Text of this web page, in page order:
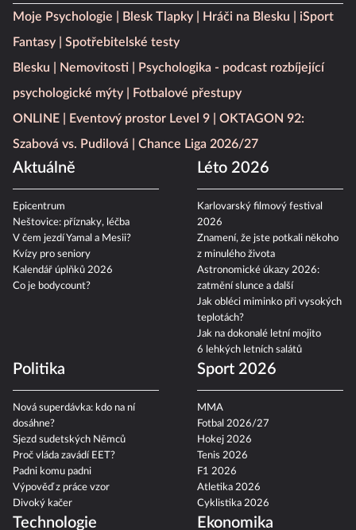
Moje Psychologie Blesk Tlapky Hráči na Blesku
iSport
Fantasy
Spotřebitelské testy
Blesku
Nemovitosti
Psychologika - podcast rozbíjející
psychologické mýty
Fotbalové přestupy
ONLINE
Eventový prostor Level 9
OKTAGON 92:
Szabová vs. Pudilová
Chance Liga 2026/27
Aktuálně
Epicentrum
Neštovice: příznaky, léčba
V čem jezdí Yamal a Mesii?
Kvízy pro seniory
Kalendář úplňků 2026
Co je bodycount?
Léto 2026
Karlovarský filmový festival
2026
Znamení, že jste potkali někoho
z minulého života
Astronomické úkazy 2026:
zatmění slunce a další
Jak obléci miminko při vysokých
teplotách?
Jak na dokonalé letní mojito
6 lehkých letních salátů
Politika
Nová superdávka: kdo na ní
dosáhne?
Sjezd sudetských Němců
Proč vláda zavádí EET?
Padni komu padni
Výpověď z práce vzor
Divoký kačer
Sport 2026
MMA
Fotbal 2026/27
Hokej 2026
Tenis 2026
F1 2026
Atletika 2026
Cyklistika 2026
Technologie Ekonomika